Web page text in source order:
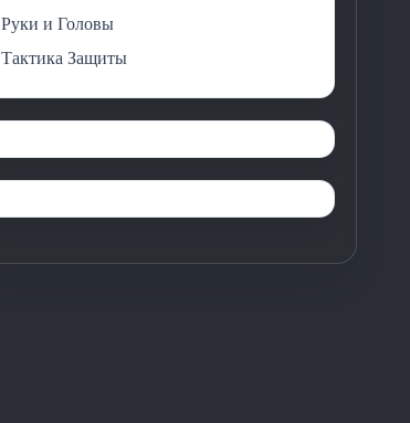
Руки и Головы
Тактика Защиты